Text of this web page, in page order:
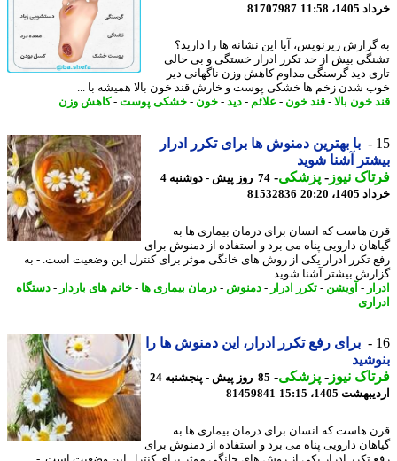
11:58
81707987
زیرنویس، آیا این نشانه ها را دارید؟
بیش از حد تکرر ادرار خستگی و بی حالی
دید گرسنگی مداوم کاهش وزن ناگهانی دیر
شدن زخم ها خشکی پوست و خارش قند خون بالا همیشه با ...
خون بالا- قند خون-علائم-دید -خون-خشکی پوست-کاهش وزن
با بهترین دمنوش ها برای تکرر ادرار
آشنا شوید
نیوز-پزشکی-
74 روز پیش - دوشنبه 4
20:20
81532836
هاست که انسان برای درمان بیماری ها به
دارویی پناه می برد و استفاده از دمنوش برای
تکرر ادرار یکی از روش های خانگی موثر برای کنترل این وضعیت است. - به
بیشتر آشنا شوید. ...
- آویشن-تکرر ادرار - دمنوش-درمان بیماری ها - خانم های باردار-دستگاه
برای رفع تکرر ادرار، این دمنوش ها را
نیوز-پزشکی-
85 روز پیش - پنجشنبه 24
1405، 15:15
81459841
هاست که انسان برای درمان بیماری ها به
دارویی پناه می برد و استفاده از دمنوش برای